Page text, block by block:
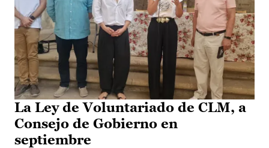
La Ley de Voluntariado de CLM, a
Consejo de Gobierno en
septiembre